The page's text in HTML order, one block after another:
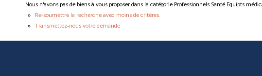
Nous n'avons pas de biens à vous proposer dans la catégorie Professionnels Santé Equipts
Re-soumettre la recherche avec moins de critères.
Transmettez-nous votre demande